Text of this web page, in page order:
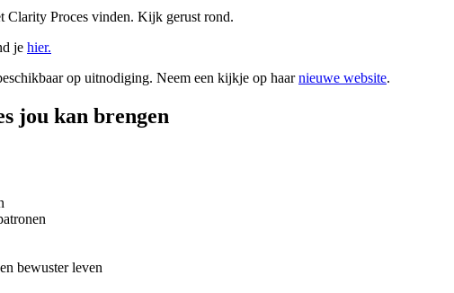
Clarity Proces vinden. Kijk gerust rond.
je hier.
op uitnodiging. Neem een kijkje op haarnieuwe website.
jou kan brengen
bewuster leven